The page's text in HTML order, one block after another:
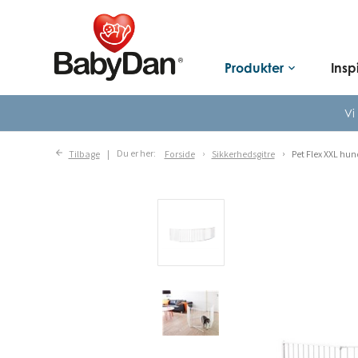
Produkter keyboard_arrow_down
Vi
Tilbage Du er her: Forside Sikkerhedsgitre Pet Flex XXL